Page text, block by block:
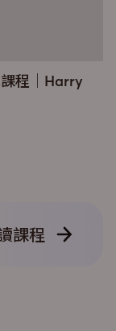
課程｜Harry
課程